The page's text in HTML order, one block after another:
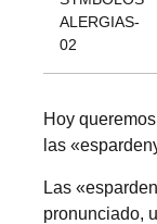
Hoy
las
Las
pronunciado,